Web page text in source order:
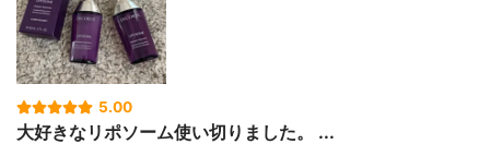
5.00
大好きなリポソーム使い切りました。 ...